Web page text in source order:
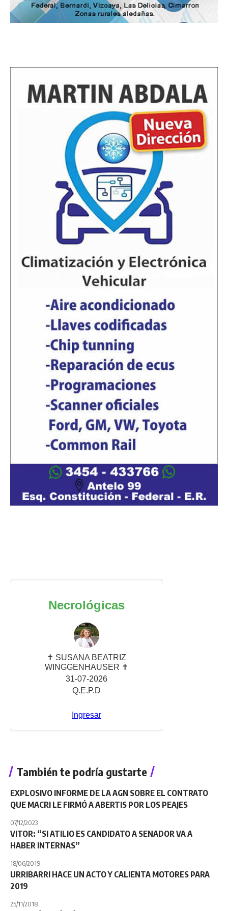
También te podría gustarte
EXPLOSIVO INFORME DE LA AGN SOBRE EL CONTRATO
QUE MACRI LE FIRMÓ A ABERTIS POR LOS PEAJES
07/12/2023
VITOR: “SI ATILIO ES CANDIDATO A SENADOR VA A
HABER INTERNAS”
18/06/2019
URRIBARRI HACE UN ACTO Y CALIENTA MOTORES PARA
2019
25/11/2018